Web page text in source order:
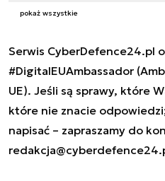
pokaż wszystkie
Serwis CyberDefence24.pl
#DigitalEUAmbassador
UE). Jeśli są sprawy, które
które nie znacie
napisać – zapraszamy do